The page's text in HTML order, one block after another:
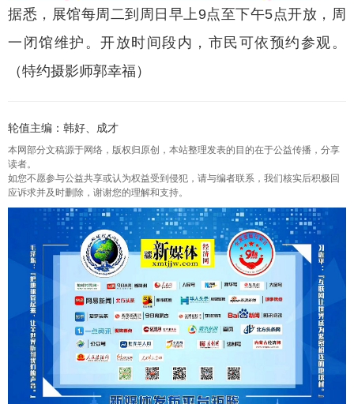
据悉，展馆每周二到周日早上9点至下午5点开放，周
一闭馆维护。开放时间段内，市民可依预约参观。
（特约摄影师郭幸福）
轮值主编：韩好、成才
本网部分文稿源于网络，版权归原创，本站整理发表的目的在于公益传播，分享
读者。
如您不愿参与公益共享或认为权益受到侵犯，请与编者联系，我们核实后积极回
应诉求并及时删除，谢谢您的理解和支持。